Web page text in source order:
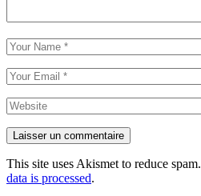
Laisser un commentaire
This site uses Akismet to reduce spam.
data is processed.